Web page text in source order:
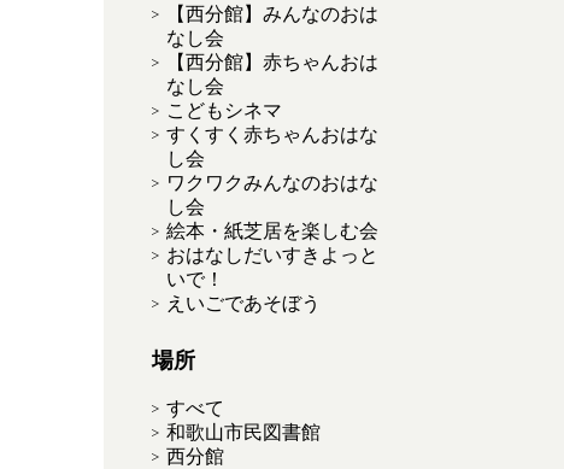
【西分館】みんなのおは
なし会
【西分館】赤ちゃんおは
なし会
こどもシネマ
すくすく赤ちゃんおはな
し会
ワクワクみんなのおはな
し会
絵本・紙芝居を楽しむ会
おはなしだいすきよっと
いで！
えいごであそぼう
場所
すべて
和歌山市民図書館
西分館